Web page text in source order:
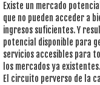
Existe un mercado
que no pueden acceder a
ingresos suficientes. Y
potencial disponible para
servicios accesibles para
los mercados ya existentes.
El circuito perverso de la